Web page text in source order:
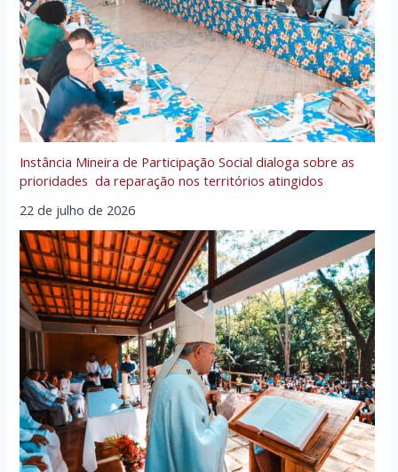
Instância Mineira de Participação Social dialoga sobre as
prioridades da reparação nos territórios atingidos
22 de julho de 2026